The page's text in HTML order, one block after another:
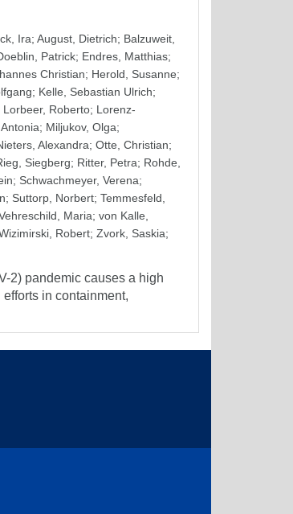
Ira; August, Dietrich; Balzuweit,
Patrick; Endres, Matthias;
Christian; Herold, Susanne;
; Kelle, Sebastian Ulrich;
Lorbeer, Roberto; Lorenz-
; Miljukov, Olga;
Alexandra; Otte, Christian;
Siegberg; Ritter, Petra; Rohde,
; Schwachmeyer, Verena;
; Suttorp, Norbert; Temmesfeld,
Maria; von Kalle,
Robert; Zvork, Saskia;
2) pandemic causes a high
in containment,